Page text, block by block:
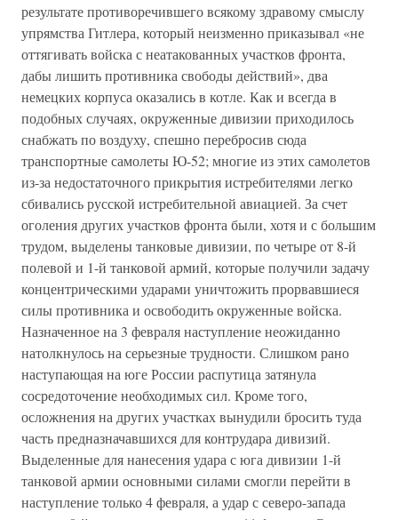
результате противоречившего всякому здравому смыслу
упрямства Гитлера, который неизменно приказывал «не
оттягивать войска с неатакованных участков фронта,
дабы лишить противника свободы действий», два
немецких корпуса оказались в котле. Как и всегда в
подобных случаях, окруженные дивизии приходилось
снабжать по воздуху, спешно перебросив сюда
транспортные самолеты Ю-52; многие из этих самолетов
из-за недостаточного прикрытия истребителями легко
сбивались русской истребительной авиацией. За счет
оголения других участков фронта были, хотя и с большим
трудом, выделены танковые дивизии, по четыре от 8-й
полевой и 1-й танковой армий, которые получили задачу
концентрическими ударами уничтожить прорвавшиеся
силы противника и освободить окруженные войска.
Назначенное на 3 февраля наступление неожиданно
натолкнулось на серьезные трудности. Слишком рано
наступающая на юге России распутица затянула
сосредоточение необходимых сил. Кроме того,
осложнения на других участках вынудили бросить туда
часть предназначавшихся для контрудара дивизий.
Выделенные для нанесения удара с юга дивизии 1-й
танковой армии основными силами смогли перейти в
наступление только 4 февраля, а удар с северо-запада